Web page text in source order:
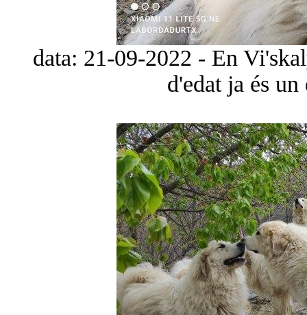
data: 21-09-2022 - En
d'edat ja és un